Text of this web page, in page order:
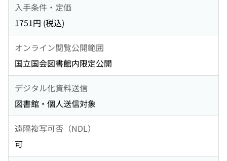
入手条件・定価
1751円 (税込)
オンライン閲覧公開範囲
国立国会図書館内限定公開
デジタル化資料送信
図書館・個人送信対象
遠隔複写可否（NDL）
可